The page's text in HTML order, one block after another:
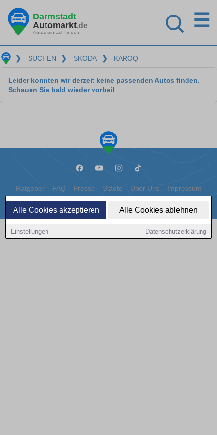
Alle Cookies akzeptieren Alle Cookies ablehnen
Einstellungen Datenschutzerklärung
Darmstadt
Automarkt.de
Autos einfach finden
☰
❯ SUCHEN ❯ SKODA ❯ KAROQ
Leider konnten wir derzeit keine passenden Autos finden.
Schauen Sie bald wieder vorbei!
Ratgeber FAQ Presse Städte Über Uns Impressum
Datenschutz Cookies
Copyright © 2000 - 2026 | 1A Infosysteme GmbH | Content by: 1a-sites-autos